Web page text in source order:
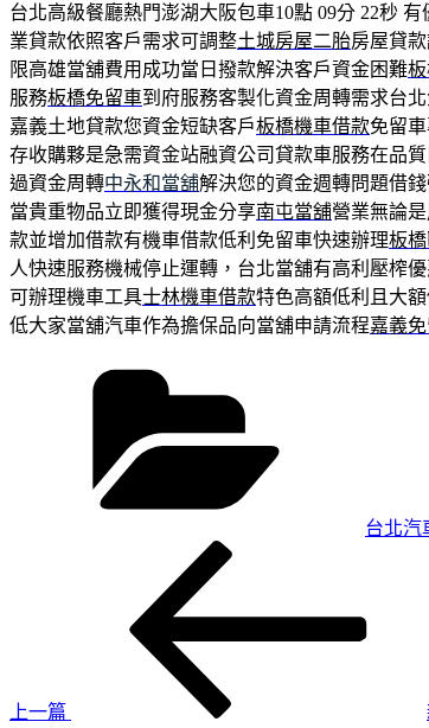
台北高級餐廳熱門澎湖大阪包車10點 09分 22秒 有
業貸款依照客戶需求可調整土城房屋二胎房屋貸
限高雄當舖費用成功當日撥款解決客戶資金困難
服務板橋免留車到府服務客製化資金周轉需求台
嘉義土地貸款您資金短缺客戶板橋機車借款免留
存收購夥是急需資金站融資公司貸款車服務在品
過資金周轉中永和當舖解決您的資金週轉問題借
當貴重物品立即獲得現金分享南屯當舖營業無論
款並增加借款有機車借款低利免留車快速辦理板
人快速服務機械停止運轉，台北當舖有高利壓榨
可辦理機車工具士林機車借款特色高額低利且大
低大家當舖汽車作為擔保品向當舖申請流程嘉義
台北汽
上一篇